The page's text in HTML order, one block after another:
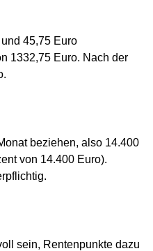
45,75 Euro
1332,75 Euro. Nach der
beziehen, also 14.400
von 14.400 Euro).
sein, Rentenpunkte dazu